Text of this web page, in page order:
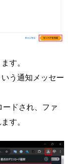
す。
う通知メッセー
ードされ、ファ
す。